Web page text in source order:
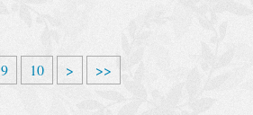
9 10
2
3
4
> >>